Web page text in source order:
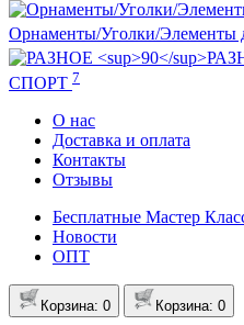
Орнаменты/Уголки/Элементы
СПОРТ 7
О нас
Доставка и оплата
Контакты
Отзывы
Бесплатные Мастер
Новости
ОПТ
Корзина: 0 Корзина: 0